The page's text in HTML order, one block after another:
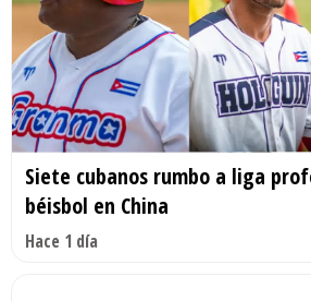
Siete cubanos rumbo a liga
béisbol en China
Hace 1 día